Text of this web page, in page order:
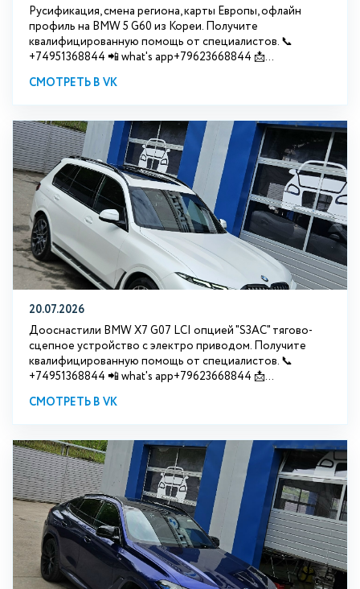
Русификация, смена региона, карты Европы, офлайн
профиль на BMW 5 G60 из Кореи. Получите
квалифицированную помощь от специалистов. 📞
+74951368844 📲 what's app+79623668844 📩...
СМОТРЕТЬ В VK
20.07.2026
Дооснастили BMW Х7 G07 LCI опцией "S3АС" тягово-
сцепное устройство с электро приводом. Получите
квалифицированную помощь от специалистов. 📞
+74951368844 📲 what's app+79623668844 📩...
СМОТРЕТЬ В VK